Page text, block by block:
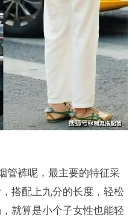
管裤呢，最主要的特征采
搭配上九分的长度，轻松
就算是小个子女性也能轻